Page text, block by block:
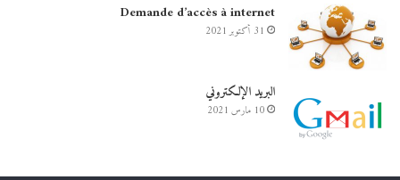
Demande d’accès à internet
31 أكتوبر 2021
البريد الإلكتروني
10 مارس 2021